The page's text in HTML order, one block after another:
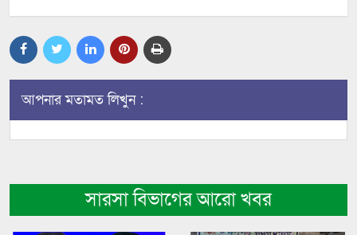
আপনার মতামত লিখুন :
সারসা বিভাগের আরো খবর